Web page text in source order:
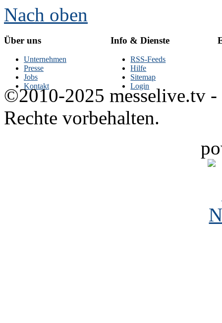
Nach oben
Über uns
Unternehmen
Presse
Jobs
Kontakt
Info & Dienste
RSS-Feeds
Hilfe
Sitemap
Login
©2010-2025 messelive.tv -
Rechte vorbehalten.